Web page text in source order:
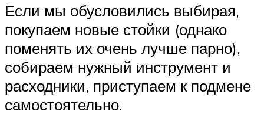
Если мы обусловились выбирая,
покупаем новые стойки (однако
поменять их очень лучше парно),
собираем нужный инструмент и
расходники, приступаем к подмене
самостоятельно.